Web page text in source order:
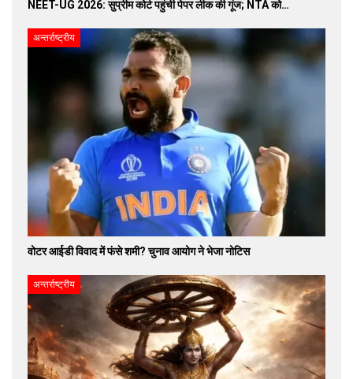
NEET-UG 2026: सुप्रीम कोर्ट पहुंची पेपर लीक की गूंज; NTA को…
अन्तर्राष्ट्रीय
वोटर आईडी विवाद में फंसे शमी? चुनाव आयोग ने भेजा नोटिस
अन्तर्राष्ट्रीय